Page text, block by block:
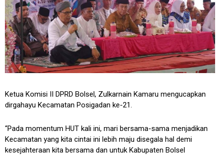
Ketua Komisi II DPRD Bolsel, Zulkarnain Kamaru mengucapkan
dirgahayu Kecamatan Posigadan ke-21.
“Pada momentum HUT kali ini, mari bersama-sama menjadikan
Kecamatan yang kita cintai ini lebih maju disegala hal demi
kesejahteraan kita bersama dan untuk Kabupaten Bolsel